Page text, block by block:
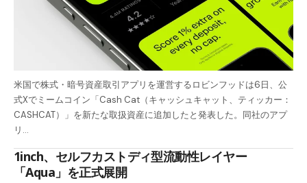
米国で株式・暗号資産取引アプリを運営するロビンフッドは6日、公
式Xでミームコイン「Cash Cat（キャッシュキャット、ティッカー：
CASHCAT）」を新たな取扱資産に追加したと発表した。同社のアプ
リ…
1inch、セルフカストディ型流動性レイヤー
「Aqua」を正式展開